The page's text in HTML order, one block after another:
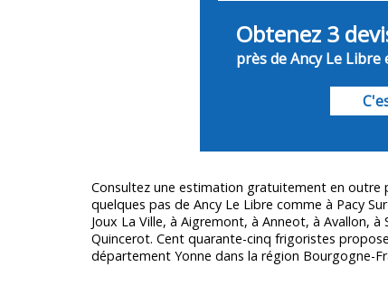
Obtenez 3
près de Ancy Le Libre
Consultez une estimation gratuitement en outre
quelques pas de Ancy Le Libre comme à Pacy
Joux La Ville, à Aigremont, à Anneot, à Avallon, à
Quincerot. Cent quarante-cinq frigoristes
département Yonne dans la région Bourgogne-